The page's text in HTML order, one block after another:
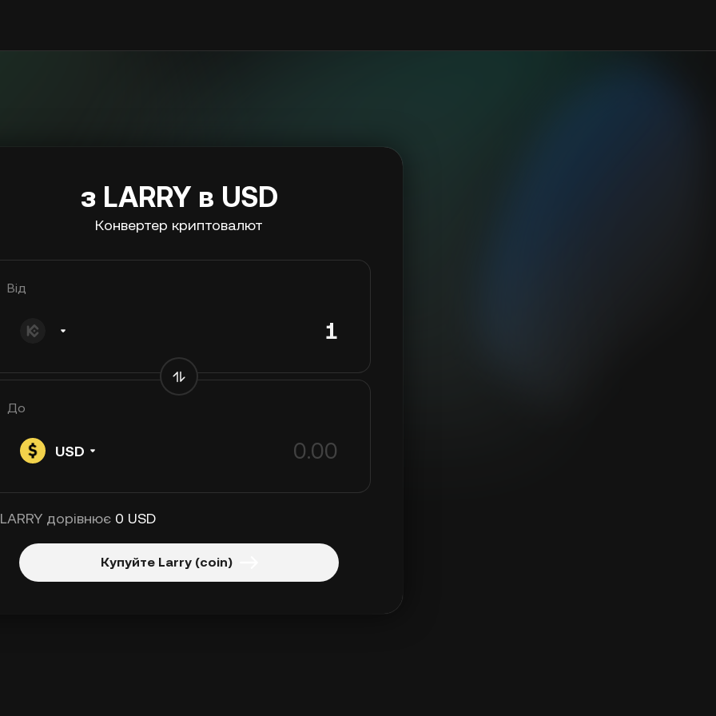
з LARRY в USD
Конвертер криптовалют
Від
До
USD
дорівнює 0 USD
Купуйте Larry (coin)